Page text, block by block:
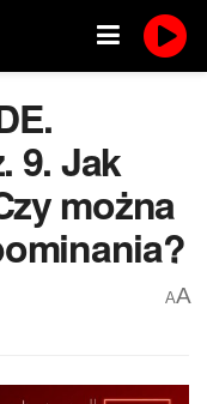
9. Jak
można
AA